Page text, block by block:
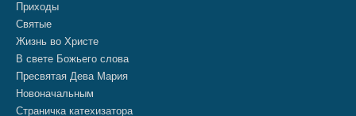
Приходы
Святые
Жизнь во Христе
В свете Божьего слова
Пресвятая Дева Мария
Новоначальным
Страничка катехизатора